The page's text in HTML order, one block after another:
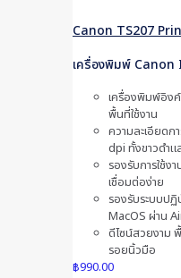
Canon TS207
เครื่องพิมพ์
เครื่องพิมพ์อิง
พื้นที่ใช้งาน
ความละเอียด
dpi ทั้งขาวดำแ
รองรับการใช้ง
เชื่อมต่อง่าย
รองรับระบบป
MacOS ผ่าน
ดีไซน์สวยงาม
รอยนิ้วมือ
฿990.00